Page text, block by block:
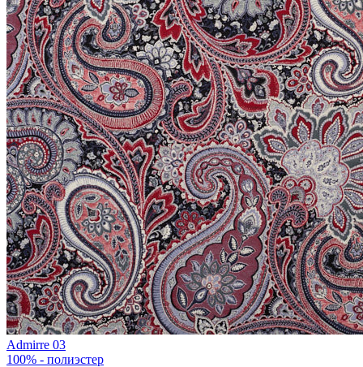
Admirre 03
100% - полиэстер